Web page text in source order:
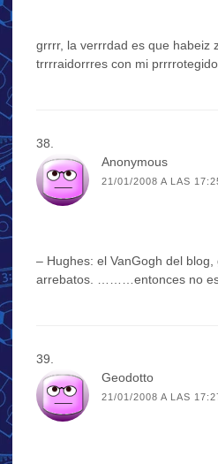
grrrr, la verrrdad es que habeiz
trrrraidorrres con mi prrrrotegido
Anonymous
21/01/2008 A LAS
– Hughes: el VanGogh del
arrebatos. ………entonces no es
Geodotto
21/01/2008 A LAS